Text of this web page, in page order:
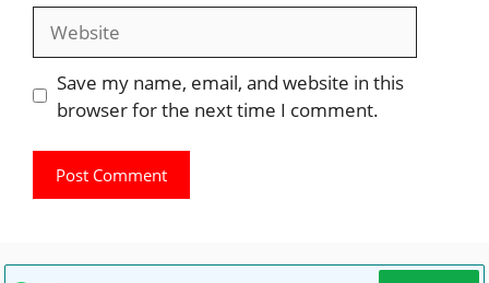
Website
Save my name, email, and website in this
browser for the next time I comment.